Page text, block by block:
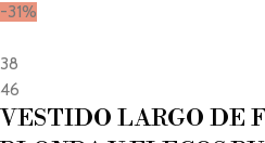
-31%
38
46
VESTIDO LARGO DE